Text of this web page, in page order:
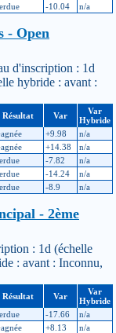
-10.04 n/a
- Open
d'inscription : 1d
hybride : avant :
Résultat Var
Var
Hybride
+9.98
n/a
+14.38
n/a
-7.82
n/a
-14.24
n/a
-8.9 n/a
- 2ème
: 1d (échelle
: avant : Inconnu,
Résultat Var
Var
Hybride
-17.66
n/a
+8.13
n/a